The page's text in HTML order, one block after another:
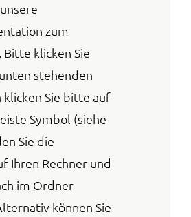
NEWSLETTER
KONTAKT
zum
klicken Sie
stehenden
klicken Sie bitte auf
Symbol (siehe
Sie die
Ihren Rechner und
im Ordner
können Sie